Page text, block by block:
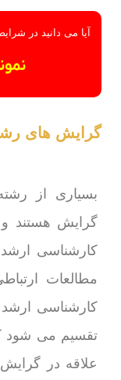
آیا می دانید در
گرایش های
بسیاری از
گرایش هستند
کارشناسی
مطالعات
کارشناسی
تقسیم می شود
علاقه در